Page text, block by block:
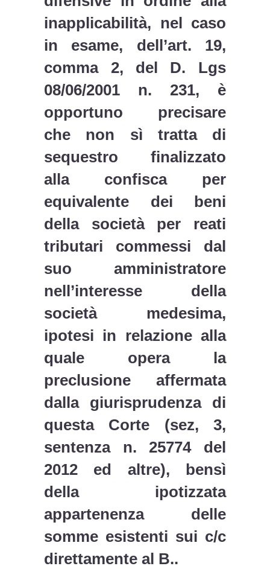
inapplicabilità, nel caso
in esame, dell’art. 19,
comma 2, del D. Lgs
08/06/2001 n. 231, è
opportuno precisare
che non sì tratta di
sequestro finalizzato
alla confisca per
equivalente dei beni
della società per reati
tributari commessi dal
suo amministratore
nell’interesse della
società medesima,
ipotesi in relazione alla
quale opera la
preclusione affermata
dalla giurisprudenza di
questa Corte (sez, 3,
sentenza n. 25774 del
2012 ed altre), bensì
della ipotizzata
appartenenza delle
somme esistenti sui c/c
direttamente al B..